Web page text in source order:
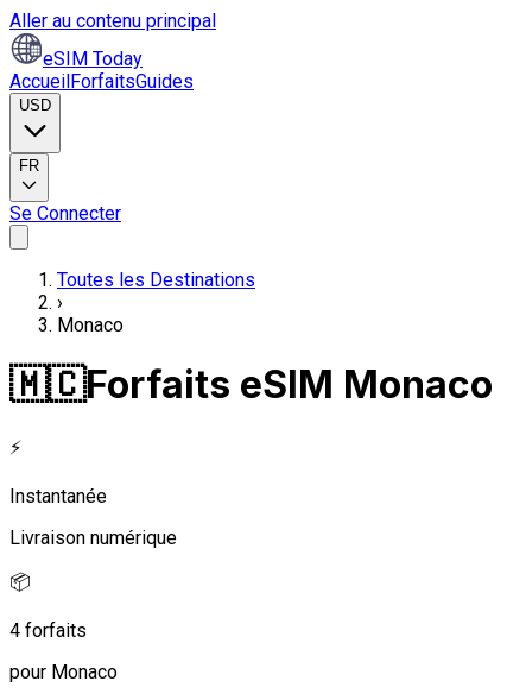
Aller au contenu principal
eSIM Today
AccueilForfaitsGuides
USD
FR
Se Connecter
Toutes les Destinations
›
Monaco
🇲🇨Forfaits eSIM Monaco
⚡
Instantanée
Livraison numérique
📦
4 forfaits
pour Monaco